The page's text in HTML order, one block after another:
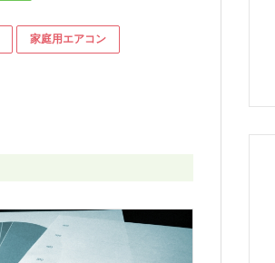
家庭用エアコン